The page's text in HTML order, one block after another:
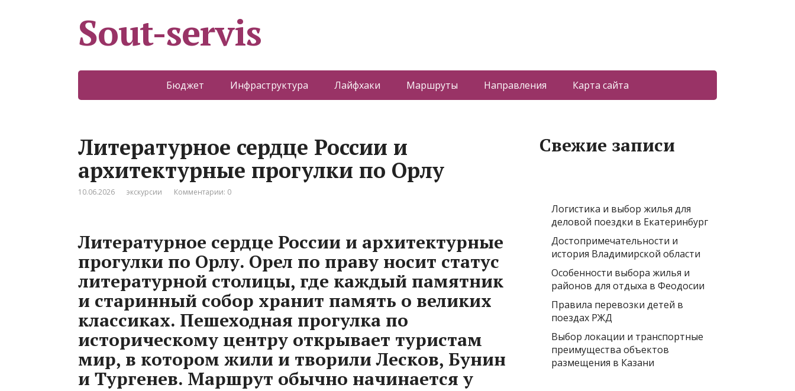
Sout-servis
Бюджет Инфраструктура Лайфхаки Маршруты Направления Карта сайта
Литературное сердце России и
архитектурные прогулки по Орлу
10.06.2026 экскурсии Комментарии: 0
Литературное сердце России и архитектурные
прогулки по Орлу. Орел по праву носит статус
литературной столицы, где каждый памятник
и старинный собор хранит память о великих
классиках. Пешеходная прогулка по
историческому центру открывает туристам
мир, в котором жили и творили Лесков, Бунин
и Тургенев. Маршрут обычно начинается у
Свежие записи
Логистика и выбор жилья для
деловой поездки в Екатеринбург
Достопримечательности и
история Владимирской области
Особенности выбора жилья и
районов для отдыха в Феодосии
Правила перевозки детей в
поездах РЖД
Выбор локации и транспортные
преимущества объектов
размещения в Казани